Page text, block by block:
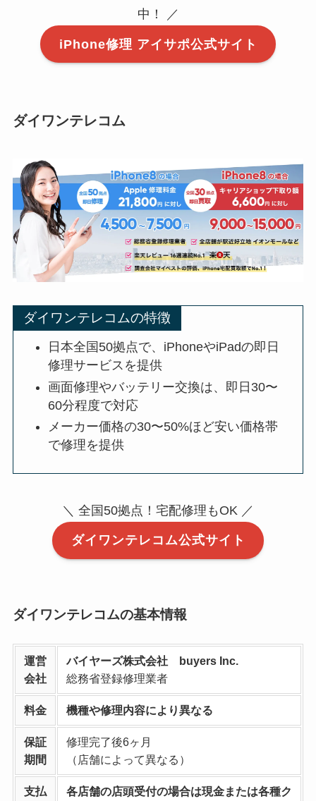
中！ ／
iPhone修理 アイサポ公式サイト
ダイワンテレコム
ダイワンテレコムの特徴
日本全国50拠点で、iPhoneやiPadの即日
修理サービスを提供
画面修理やバッテリー交換は、即日30〜
60分程度で対応
メーカー価格の30〜50%ほど安い価格帯
で修理を提供
＼ 全国50拠点！宅配修理もOK ／
ダイワンテレコム公式サイト
ダイワンテレコムの基本情報
運営
会社
バイヤーズ株式会社 buyers Inc.
総務省登録修理業者
料金 機種や修理内容により異なる
保証
期間
修理完了後6ヶ月
（店舗によって異なる）
支払 各店舗の店頭受付の場合は現金または各種ク